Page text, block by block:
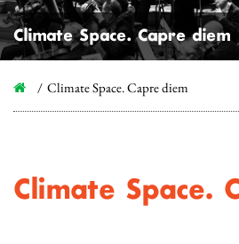
Climate Space. Capre diem
Climate Space. Capre diem
Climate Space.